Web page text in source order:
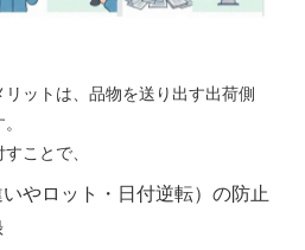
ットは、品物を送り出す出荷側
ことで、
やロット・日付逆転）の防止